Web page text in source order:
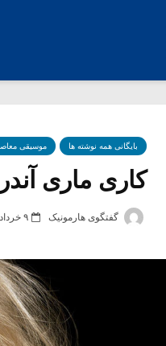
بایگانی همه نوشته ها موسیقی
کاری ماری
گفتگوی هارمونیک ۹ خرداد ۱۳۸۹